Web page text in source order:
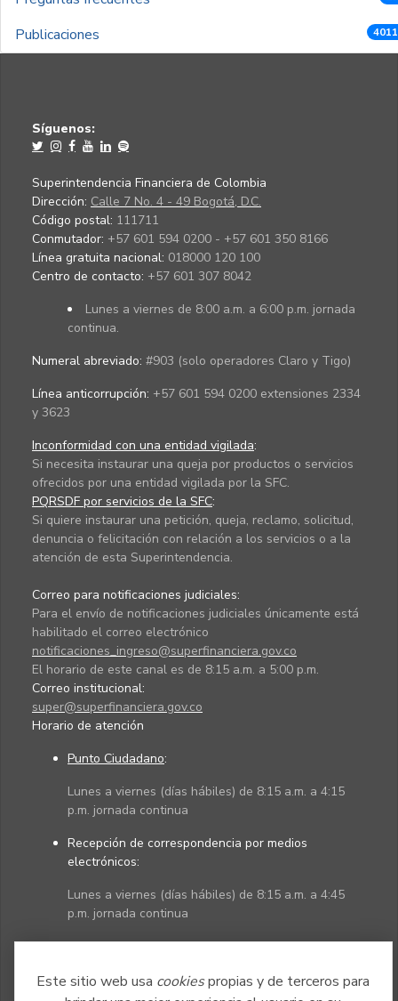
Este sitio web usa cookiespropias y de terceros para
Publicaciones
Síguenos:
Superintendencia Financiera de Colombia
Dirección: Calle 7 No. 4 - 49 Bogotá, D.C.
Código postal: 111711
Conmutador: +57 601 594 0200 - +57 601 350 8166
Línea gratuita nacional: 018000 120 100
Centro de contacto: +57 601 307 8042
Lunes a viernes de 8:00 a.m. a 6:00 p.m. jornada
continua.
Numeral abreviado: #903 (solo operadores Claro y Tigo)
Línea anticorrupción: +57 601 594 0200 extensiones 2334
y 3623
Inconformidad con una entidad vigilada:
Si necesita instaurar una queja por productos o servicios
ofrecidos por una entidad vigilada por la SFC.
PQRSDF por servicios de la SFC:
Si quiere instaurar una petición, queja, reclamo, solicitud,
denuncia o felicitación con relación a los servicios o a la
atención de esta Superintendencia.
Correo para notificaciones judiciales:
Para el envío de notificaciones judiciales únicamente está
habilitado el correo electrónico
notificaciones_ingreso@superfinanciera.gov.co
El horario de este canal es de 8:15 a.m. a 5:00 p.m.
Correo institucional:
super@superfinanciera.gov.co
Horario de atención
Punto Ciudadano:
Lunes a viernes (días hábiles) de 8:15 a.m. a 4:15
p.m. jornada continua
Recepción de correspondencia por medios
electrónicos:
Lunes a viernes (días hábiles) de 8:15 a.m. a 4:45
p.m. jornada continua